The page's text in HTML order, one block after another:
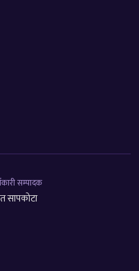
सम्पादक
सापकोटा